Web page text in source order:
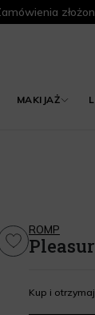
MAKIJAŻ
ROMP
Kup i